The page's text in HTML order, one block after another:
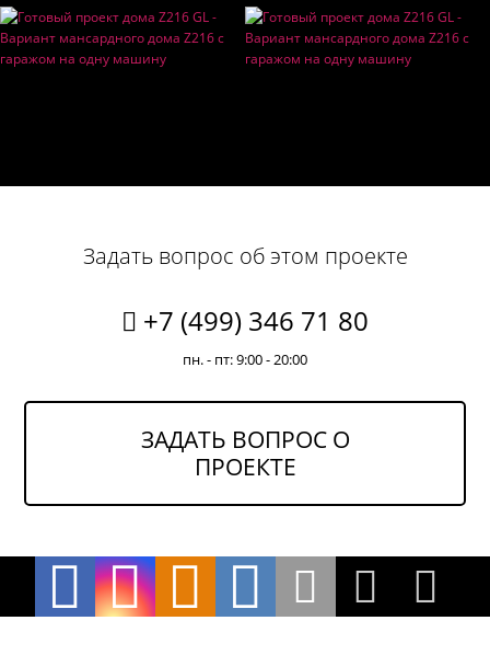
Задать вопрос об этом проекте
+7 (499) 346 71 80
пн. - пт: 9:00 - 20:00
ЗАДАТЬ ВОПРОС О
ПРОЕКТЕ